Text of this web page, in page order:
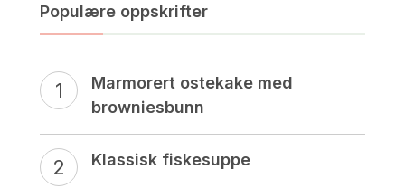
Populære oppskrifter
Marmorert ostekake med
browniesbunn
Klassisk fiskesuppe